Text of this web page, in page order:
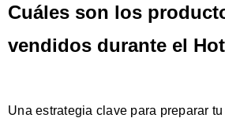
Cuáles son los
vendidos durante el
Una estrategia clave para preparar